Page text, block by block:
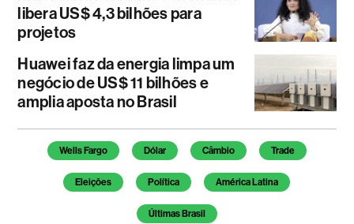
libera US$ 4,3 bilhões para
projetos
Huawei faz da energia limpa um
negócio de US$ 11 bilhões e
amplia aposta no Brasil
Temas deste artigo
Wells Fargo Dólar Câmbio Trade
Eleições Política América Latina
Últimas Brasil